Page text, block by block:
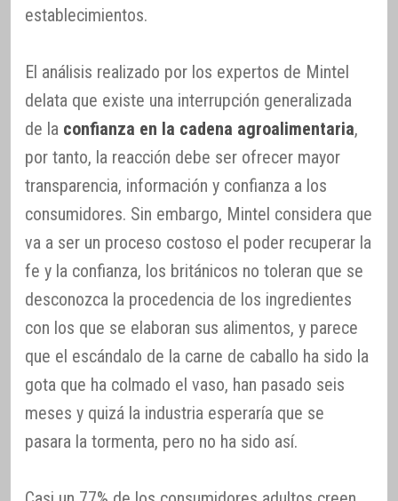
establecimientos.
El análisis realizado por los expertos de Mintel
delata que existe una interrupción generalizada
de la confianza en la cadena agroalimentaria,
por tanto, la reacción debe ser ofrecer mayor
transparencia, información y confianza a los
consumidores. Sin embargo, Mintel considera que
va a ser un proceso costoso el poder recuperar la
fe y la confianza, los británicos no toleran que se
desconozca la procedencia de los ingredientes
con los que se elaboran sus alimentos, y parece
que el escándalo de la carne de caballo ha sido la
gota que ha colmado el vaso, han pasado seis
meses y quizá la industria esperaría que se
pasara la tormenta, pero no ha sido así.